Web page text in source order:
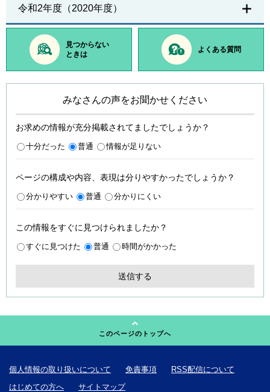
令和2年度（2020年度）
見つからない
ときは
よくある質問
みなさんの声をお聞かせください
お求めの情報が充分掲載されてましたでしょうか？
十分だった 普通 情報が足りない
ページの構成や内容、表現は分りやすかったでしょうか？
分かりやすい 普通 分かりにくい
この情報をすぐに見つけられましたか？
すぐに見つけた 普通 時間がかかった
このページのトップへ
個人情報の取り扱いについて 免責事項
RSS配信について
はじめての方へ
サイトマップ